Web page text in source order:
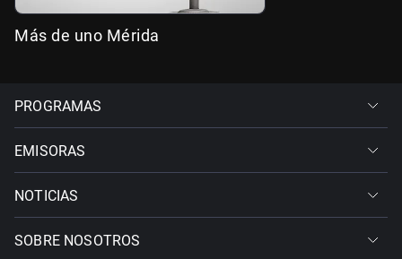
Más de uno Mérida
PROGRAMAS
EMISORAS
NOTICIAS
SOBRE NOSOTROS